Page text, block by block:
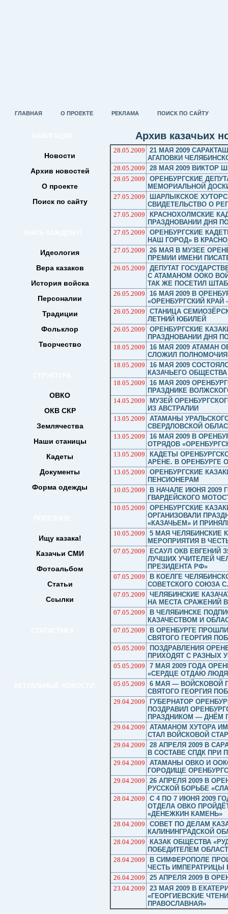
ГЛАВНАЯ О ПРОЕКТЕ РЕКЛАМА ПОИСК ПО САЙТУ
Новости
Архив новостей
О проекте
Поиск по сайту
Идеология
Вера казаков
История войска
Персоналии
Традиции
Фольклор
Творчество
ОВКО
ОКВ СКР
Землячества
Наши станицы
Кадеты
Документы
Форма одежды
Ищу казака!
Казачьи СМИ
Фотоальбом
Статьи
Ссылки
Архив казачьих
28.05.2009
21 МАЯ 2009
АГАПОВКИ
28.05.2009
28 МАЯ 2009 ВИКТОР
28.05.2009
ОРЕНБУРГСКИЕ
МЕМОРИАЛЬНОЙ
27.05.2009
ШАРЛЫКСКОЕ
СВИДЕТЕЛЬСТВО О
27.05.2009
КРАСНОХОЛМСКИЕ
ПРАЗДНОВАНИИ ДНЯ
27.05.2009
ОРЕНБУРГСКИЕ
НАШ ГОРОД» В
27.05.2009
26 МАЯ В МУЗЕЕ
ПРЕМИИ ИМЕНИ
26.05.2009
ДЕПУТАТ
С АТАМАНОМ ООКО
ТАК ЖЕ ПОСЕТИЛ
26.05.2009
16 МАЯ 2009 В
«ОРЕНБУРГСКИЙ КРАЙ
26.05.2009
СТАНИЦА
ЛЕТНИЙ ЮБИЛЕЙ
26.05.2009
ОРЕНБУРГСКИЕ
ПРАЗДНОВАНИИ ДНЯ
18.05.2009
16 МАЯ 2009 АТАМАН
СЛОЖИЛ ПОЛНОМОЧИЯ
18.05.2009
16 МАЯ 2009
КАЗАЧЬЕГО ОБЩЕСТВА
18.05.2009
16 МАЯ 2009
ПРАЗДНИКЕ
14.05.2009
МУЗЕЙ
ИЗ АВСТРАЛИИ
13.05.2009
АТАМАНЫ
СВЕРДЛОВСКОЙ
13.05.2009
16 МАЯ 2009 В
ОТРЯДОВ
13.05.2009
КАДЕТЫ
АРЕНЕ. В ОРЕНБУРГЕ
13.05.2009
ОРЕНБУРГСКИЕ
ПЕНСИОНЕРАМ
10.05.2009
В НАЧАЛЕ ИЮНЯ 2009
ГВАРДЕЙСКОГО
10.05.2009
ОРЕНБУРГСКИЕ
ОРГАНИЗОВАЛИ
«КАЗАЧЬЕМ» И
10.05.2009
5 МАЯ ЧЕЛЯБИНСКИЕ
МЕРОПРИЯТИЯ В
07.05.2009
ЕСАУЛ ОКВ ЕВГЕНИЙ
ЛУЧШИХ УЧИТЕЛЕЙ
ПРЕЗИДЕНТА РФ»
07.05.2009
В КОЕЛГЕ
СОВЕТСКОГО СОЮЗА
07.05.2009
ЧЕЛЯБИНСКИЕ
НА МЕСТА СРАЖЕНИЙ
07.05.2009
В ЧЕЛЯБИНСКЕ
КАЗАЧЕСТВОМ И
07.05.2009
В ОРЕНБУРГЕ
СВЯТОГО ГЕОРГИЯ
05.05.2009
ПОЗДРАВЛЕНИЯ
ПРИХОДЯТ С РАЗНЫХ
05.05.2009
7 МАЯ 2009 ГОДА
«СЕРДЦЕ ОТДАЮ
05.05.2009
6 МАЯ — ВОЙСКОВОЙ
СВЯТОГО ГЕОРГИЯ
29.04.2009
ГУБЕРНАТОР
ПОЗДРАВИЛ
ПРАЗДНИКОМ — ДНЁМ
29.04.2009
АТАМАНОМ ХУТОРА
СТАЛ ВОЙСКОВОЙ
29.04.2009
28 АПРЕЛЯ 2009 В
В СОСТАВЕ СПДК ПРИ
29.04.2009
АТАМАНЫ ОВКО И
ГОРОДИЩЕ
29.04.2009
26 АПРЕЛЯ 2009 В
РУССКОЙ БОРЬБЕ
28.04.2009
С 4 ПО 7 ИЮНЯ 2009
ОТДЕЛА ОВКО
«ДЕНЕЖКИН КАМЕНЬ»
28.04.2009
СОВЕТ ПО ДЕЛАМ
КАЛИНИНГРАДСКОЙ
28.04.2009
КАЗАК ОБЩЕСТВА
ПОБЕДИТЕЛЕМ
28.04.2009
В СИМФЕРОПОЛЕ
ЧЕСТЬ ИМПЕРАТРИЦЫ
26.04.2009
25 АПРЕЛЯ 2009 В
23.04.2009
23 МАЯ 2009 В
«ГЕОРГИЕВСКИЕ
ПРАВОСЛАВНАЯ»